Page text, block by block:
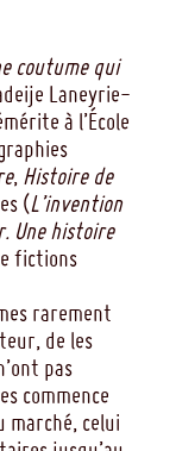
coutume qui
Laneyrie-
à l’École
, Histoire de
(L’invention
Une histoire
fictions
rarement
de les
pas
commence
marché, celui